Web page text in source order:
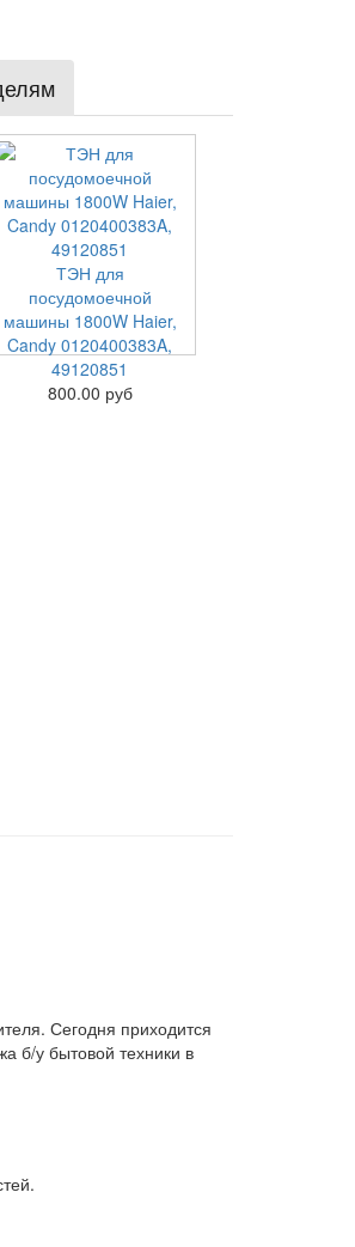
ТЭН для
посудомоечной
машины 1800W Haier,
Candy 0120400383A,
49120851
800.00 руб
Сегодня приходится
б/у бытовой техники в